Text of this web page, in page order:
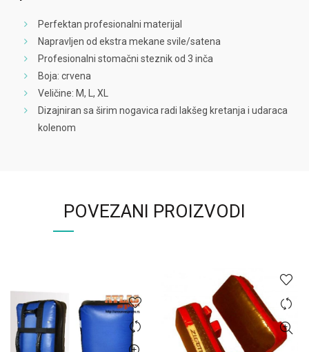
Perfektan profesionalni materijal
Napravljen od ekstra mekane svile/satena
Profesionalni stomačni steznik od 3 inča
Boja: crvena
Veličine: M, L, XL
Dizajniran sa širim nogavica radi lakšeg kretanja i udaraca
kolenom
POVEZANI PROIZVODI